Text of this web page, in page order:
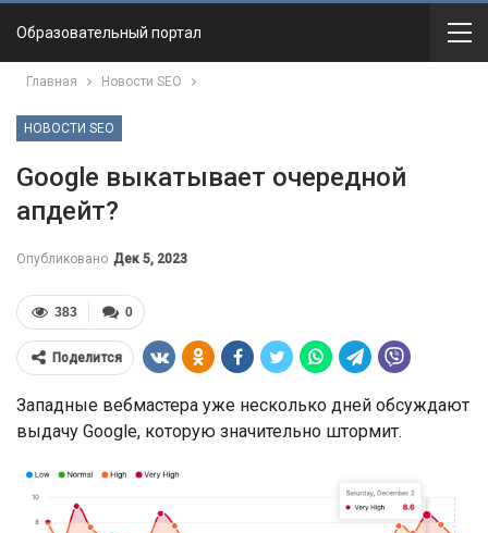
Образовательный портал
Главная Новости SEO
НОВОСТИ SEO
Google выкатывает очередной
апдейт?
Опубликовано Дек 5, 2023
0
383
Поделится
Западные вебмастера уже несколько дней обсуждают
выдачу Google, которую значительно штормит.